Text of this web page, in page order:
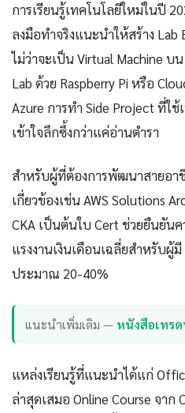
การเรียนรู้เทคโนโลยีใหม่ในปี
ลงมือทำจริงแนะนำให้สร้าง
ไม่ว่าจะเป็น Virtual Machine บ
Lab ด้วย Raspberry Pi หรือ
Azure การทำ Side Project ที่ใ
เข้าใจลึกซึ้งกว่าแค่อ่านตำรา
สำหรับผู้ที่ต้องการพัฒนาสายอ
เกี่ยวข้องเช่น AWS Solutions
CKA เป็นต้นใบ Cert ช่วยยืนยัน
แรงงานเงินเดือนเฉลี่ยสำหรับผู้
ประมาณ 20-40%
แนะนำเพิ่มเติม — หนังสือเทร
แหล่งเรียนรู้ที่แนะนำได้แก่
ล่าสุดเสมอ Online Course จาก